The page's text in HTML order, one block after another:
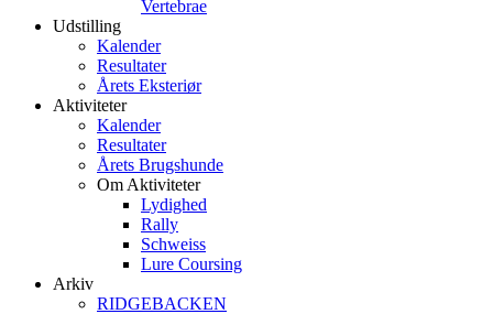
Vertebrae
Udstilling
Kalender
Resultater
Årets Eksteriør
Aktiviteter
Kalender
Resultater
Årets Brugshunde
Om Aktiviteter
Lydighed
Rally
Schweiss
Lure Coursing
Arkiv
RIDGEBACKEN